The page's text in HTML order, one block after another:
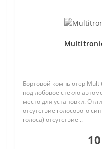
Бортовой компьютер
под лобовое стекло
место для установки.
отсутствие голосового
голоса) отсутствие ..